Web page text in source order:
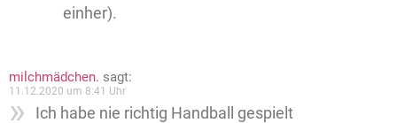
einher).
milchmädchen. sagt:
11.12.2020 um 8:41 Uhr
Ich habe nie richtig Handball gespielt